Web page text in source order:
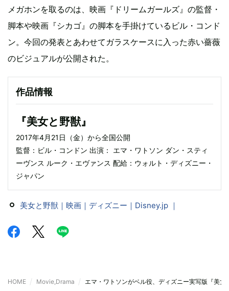
メガホンを取るのは、映画『ドリームガールズ』の監督・
脚本や映画『シカゴ』の脚本を手掛けているビル・コンド
ン。今回の発表とあわせてガラスケースに入った赤い薔薇
のビジュアルが公開された。
作品情報
『美女と野獣』
2017年4月21日（金）から全国公開
監督：ビル・コンドン 出演： エマ・ワトソン ダン・スティ
ーヴンス ルーク・エヴァンス 配給：ウォルト・ディズニー・
ジャパン
美女と野獣｜映画｜ディズニー｜Disney.jp ｜
HOME Movie,Drama エマ・ワトソンがベル役、ディズニー実写版『美